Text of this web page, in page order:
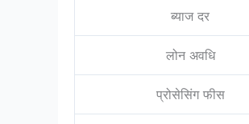
ब्याज दर
लोन अवधि
प्रोसेसिंग फीस